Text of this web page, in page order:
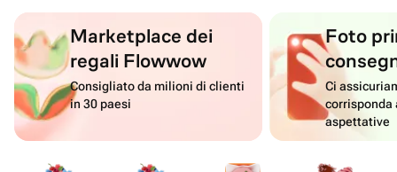
Marketplace dei
regali Flowwow
Consigliato da milioni di clienti
in 30 paesi
Foto
Ci
corrisponda
aspettative